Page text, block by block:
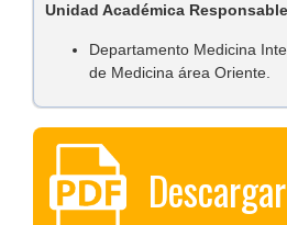
Unidad Académica Responsable
Departamento Medicina
de Medicina área Oriente.